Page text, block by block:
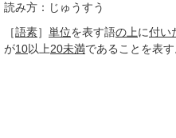
読み方：じゅうすう
［語素］ 単位を表す語の上に付い
が10以上20未満であることを表